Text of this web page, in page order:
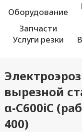
Оборудование
Запчасти
Услуги резки
вырезной
α-C600iC
400)